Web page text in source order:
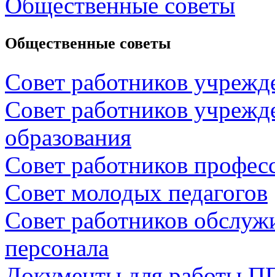
Общественные советы
Совет работников
Совет работников
образования
Совет работников
Совет молодых педагогов
Совет работников
персонала